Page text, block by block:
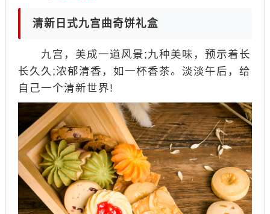
清新日式九宫曲奇饼礼盒
九宫，美成一道风景;九种美味，预示着长
长久久;浓郁清香，如一杯香茶。淡淡午后，给
自己一个清新世界!